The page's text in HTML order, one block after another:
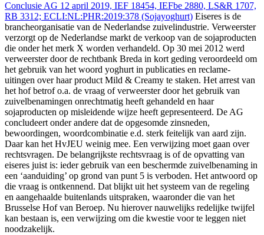
Conclusie AG 12 april 2019, IEF 18454, IEFbe 2880, LS&R 1707,
RB 3312; ECLI:NL:PHR:2019:378 (Sojayoghurt) Eiseres is de
brancheorganisatie van de Nederlandse zuivelindustrie. Verweerster
verzorgt op de Nederlandse markt de verkoop van de sojaproducten
die onder het merk X worden verhandeld. Op 30 mei 2012 werd
verweerster door de rechtbank Breda in kort geding veroordeeld om
het gebruik van het woord yoghurt in publicaties en reclame-
uitingen over haar product Mild & Creamy te staken. Het arrest van
het hof betrof o.a. de vraag of verweerster door het gebruik van
zuivelbenamingen onrechtmatig heeft gehandeld en haar
sojaproducten op misleidende wijze heeft gepresenteerd. De AG
concludeert onder andere dat de opgesomde zinsneden,
bewoordingen, woordcombinatie e.d. sterk feitelijk van aard zijn.
Daar kan het HvJEU weinig mee. Een verwijzing moet gaan over
rechtsvragen. De belangrijkste rechtsvraag is of de opvatting van
eiseres juist is: ieder gebruik van een beschermde zuivelbenaming in
een ‘aanduiding’ op grond van punt 5 is verboden. Het antwoord op
die vraag is ontkennend. Dat blijkt uit het systeem van de regeling
en aangehaalde buitenlands uitspraken, waaronder die van het
Brusselse Hof van Beroep. Nu hierover nauwelijks redelijke twijfel
kan bestaan is, een verwijzing om die kwestie voor te leggen niet
noodzakelijk.